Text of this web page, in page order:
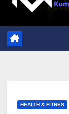
HEALTH & FITNES